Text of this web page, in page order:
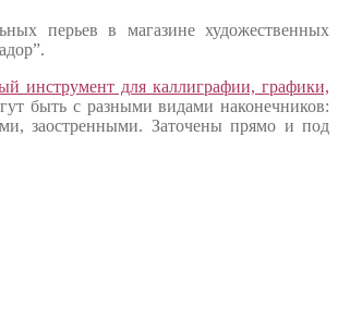
перьев в магазине художественных
инструмент для каллиграфии, графики,
быть с разными видами наконечников:
заостренными. Заточены прямо и под